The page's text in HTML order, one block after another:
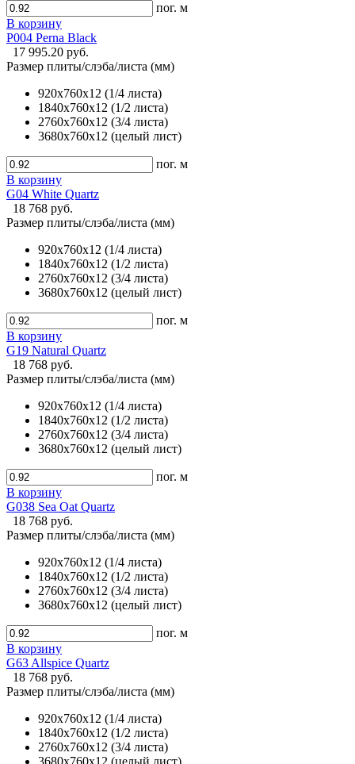
пог. м
В корзину
P004 Perna Black
17 995.20 руб.
Размер плиты/слэба/листа (мм)
920х760х12 (1/4 листа)
1840х760х12 (1/2 листа)
2760х760х12 (3/4 листа)
3680х760х12 (целый лист)
пог. м
В корзину
G04 White Quartz
18 768 руб.
Размер плиты/слэба/листа (мм)
920х760х12 (1/4 листа)
1840х760х12 (1/2 листа)
2760х760х12 (3/4 листа)
3680х760х12 (целый лист)
пог. м
В корзину
G19 Natural Quartz
18 768 руб.
Размер плиты/слэба/листа (мм)
920х760х12 (1/4 листа)
1840х760х12 (1/2 листа)
2760х760х12 (3/4 листа)
3680х760х12 (целый лист)
пог. м
В корзину
G038 Sea Oat Quartz
18 768 руб.
Размер плиты/слэба/листа (мм)
920х760х12 (1/4 листа)
1840х760х12 (1/2 листа)
2760х760х12 (3/4 листа)
3680х760х12 (целый лист)
пог. м
В корзину
G63 Allspice Quartz
18 768 руб.
Размер плиты/слэба/листа (мм)
920х760х12 (1/4 листа)
1840х760х12 (1/2 листа)
2760х760х12 (3/4 листа)